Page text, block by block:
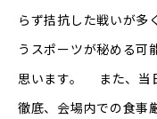
らず拮抗した戦いが多
うスポーツが秘める可
思います。 また、当
徹底、会場内での食事